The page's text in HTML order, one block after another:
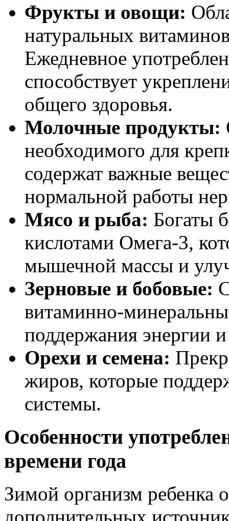
Фрукты и овощи:
натуральных
Ежедневное
способствует
общего здоровья.
Молочные продукты:
необходимого для
содержат важные
нормальной работы
Мясо и рыба: Богаты
кислотами Омега-3,
мышечной массы и
Зерновые и бобовые:
витаминно-
поддержания энергии
Орехи и семена:
жиров, которые
системы.
Особенности
времени года
Зимой организм ребенка